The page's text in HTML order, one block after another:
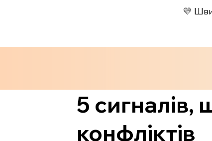
💛
5 сигналів,
конфліктів